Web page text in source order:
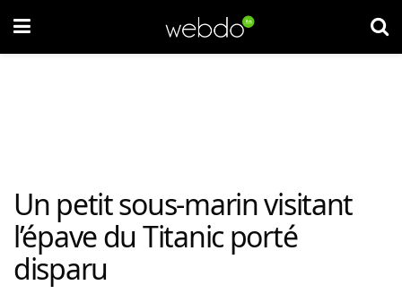
Un petit sous-marin visitant
l’épave du Titanic porté
disparu